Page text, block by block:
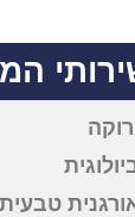
טבעית